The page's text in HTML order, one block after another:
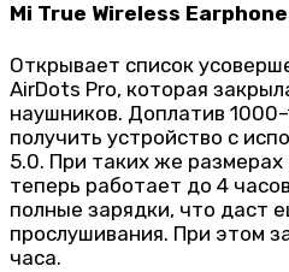
Mi True Wireless
Открывает список
AirDots Pro, которая
наушников. Доплатив
получить устройство с
5.0. При таких же
теперь работает до 4
полные зарядки, что даст
прослушивания. При этом
часа.